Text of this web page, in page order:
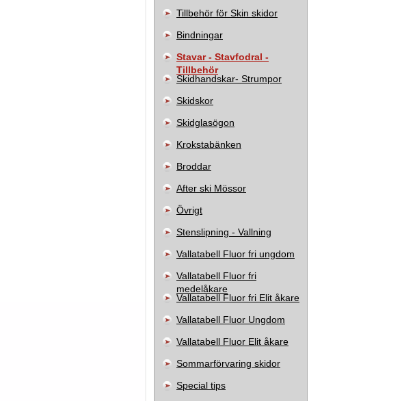
Tillbehör för Skin skidor
Bindningar
Stavar - Stavfodral -
Tillbehör
Skidhandskar- Strumpor
Skidskor
Skidglasögon
Krokstabänken
Broddar
After ski Mössor
Övrigt
Stenslipning - Vallning
Vallatabell Fluor fri ungdom
Vallatabell Fluor fri
medelåkare
Vallatabell Fluor fri Elit åkare
Vallatabell Fluor Ungdom
Vallatabell Fluor Elit åkare
Sommarförvaring skidor
Special tips